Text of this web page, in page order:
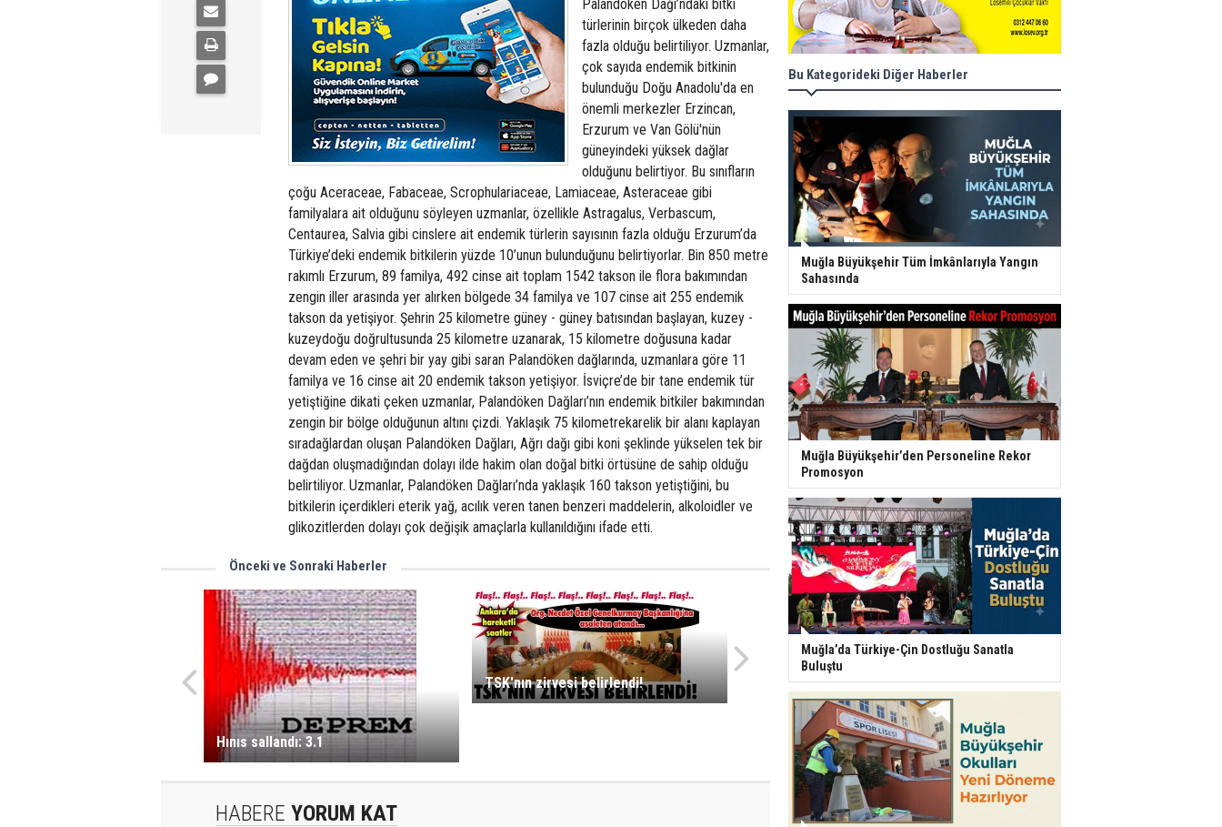
Palandöken Dağı’ndaki bitki
türlerinin birçok ülkeden daha
fazla olduğu belirtiliyor. Uzmanlar,
çok sayıda endemik bitkinin
bulunduğu Doğu Anadolu'da en
önemli merkezler Erzincan,
Erzurum ve Van Gölü'nün
güneyindeki yüksek dağlar
olduğunu belirtiyor. Bu sınıfların
çoğu Aceraceae, Fabaceae, Scrophulariaceae, Lamiaceae, Asteraceae gibi
familyalara ait olduğunu söyleyen uzmanlar, özellikle Astragalus, Verbascum,
Centaurea, Salvia gibi cinslere ait endemik türlerin sayısının fazla olduğu Erzurum’da
Türkiye’deki endemik bitkilerin yüzde 10’unun bulunduğunu belirtiyorlar. Bin 850 metre
rakımlı Erzurum, 89 familya, 492 cinse ait toplam 1542 takson ile flora bakımından
zengin iller arasında yer alırken bölgede 34 familya ve 107 cinse ait 255 endemik
takson da yetişiyor. Şehrin 25 kilometre güney - güney batısından başlayan, kuzey -
kuzeydoğu doğrultusunda 25 kilometre uzanarak, 15 kilometre doğusuna kadar
devam eden ve şehri bir yay gibi saran Palandöken dağlarında, uzmanlara göre 11
familya ve 16 cinse ait 20 endemik takson yetişiyor. İsviçre’de bir tane endemik tür
yetiştiğine dikati çeken uzmanlar, Palandöken Dağları’nın endemik bitkiler bakımından
zengin bir bölge olduğunun altını çizdi. Yaklaşık 75 kilometrekarelik bir alanı kaplayan
sıradağlardan oluşan Palandöken Dağları, Ağrı dağı gibi koni şeklinde yükselen tek bir
dağdan oluşmadığından dolayı ilde hakim olan doğal bitki örtüsüne de sahip olduğu
belirtiliyor. Uzmanlar, Palandöken Dağları’nda yaklaşık 160 takson yetiştiğini, bu
bitkilerin içerdikleri eterik yağ, acılık veren tanen benzeri maddelerin, alkoloidler ve
glikozitlerden dolayı çok değişik amaçlarla kullanıldığını ifade etti.
Önceki ve Sonraki Haberler
Hınıs sallandı: 3.1
TSK'nın zirvesi belirlendi!
HABERE YORUM KAT
Bu Kategorideki Diğer Haberler
Muğla Büyükşehir Tüm İmkânlarıyla Yangın
Sahasında
Muğla Büyükşehir’den Personeline Rekor
Promosyon
Muğla’da Türkiye-Çin Dostluğu Sanatla
Buluştu